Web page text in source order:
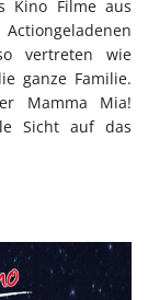
Kino Filme aus
vertreten wie
ganze Familie.
Mamma Mia!
Sicht auf das